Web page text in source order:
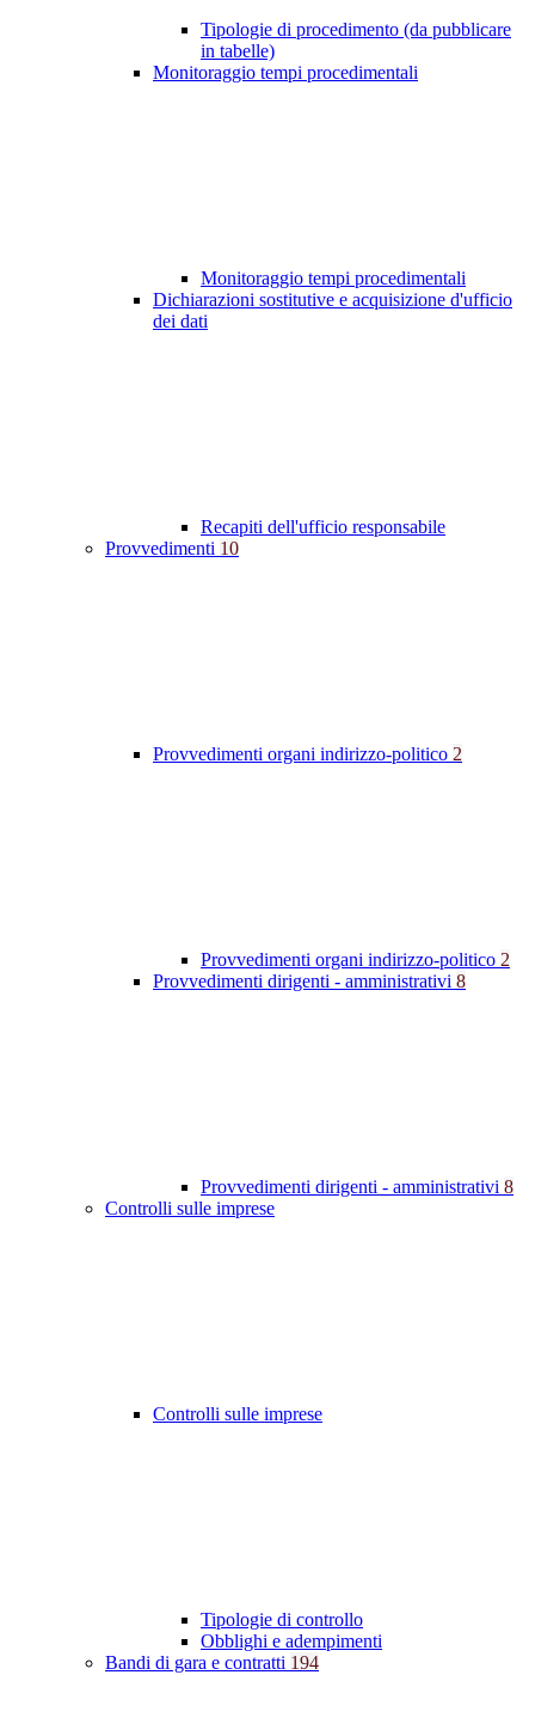
Tipologie di procedimento (da pubblicare
in tabelle)
Monitoraggio tempi procedimentali
Monitoraggio tempi procedimentali
Dichiarazioni sostitutive e acquisizione d'ufficio
dei dati
Recapiti dell'ufficio responsabile
Provvedimenti 10
Provvedimenti organi indirizzo-politico 2
Provvedimenti organi indirizzo-politico 2
Provvedimenti dirigenti - amministrativi 8
Provvedimenti dirigenti - amministrativi 8
Controlli sulle imprese
Controlli sulle imprese
Tipologie di controllo
Obblighi e adempimenti
Bandi di gara e contratti 194